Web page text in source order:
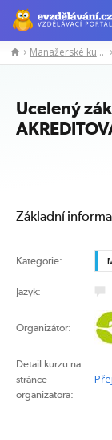
Manažerské kurzy
Ucelený
Základní
Kategorie:
Jazyk:
Organizátor:
Detail kurzu na
stránce
organizatora: